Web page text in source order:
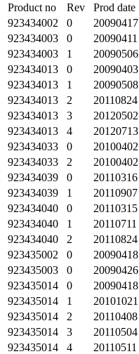
Product no Rev Prod date
923434002
0 20090417
923434003
0 20090411
923434003
1 20090506
923434013
0 20090403
923434013
1 20090508
923434013
2 20110824
923434013
3 20120502
923434013
4 20120713
923434033
0 20100402
923434033
2 20100402
923434039
0 20110316
923434039
1 20110907
923434040
0 20110315
923434040
1 20110711
923434040
2 20110824
923435002
0 20090418
923435003
0 20090426
923435014
0 20090418
923435014
1 20101021
923435014
2 20110408
923435014
3 20110504
923435014
4 20110511